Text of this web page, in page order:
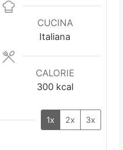
u
a
n
u
CUCINA
Italiana
CALORIE
300 kcal
1x 2x 3x